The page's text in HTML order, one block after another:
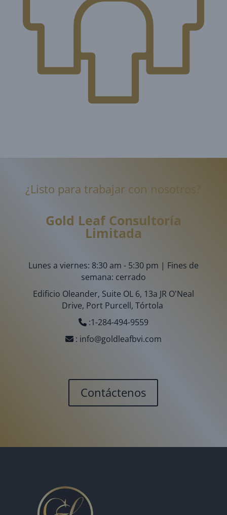
¿Listo para trabajar con nosotros?
Gold LeafConsultoría
Limitada
Lunes a viernes: 8:30 am - 5:30 pm | Fines de
semana: cerrado
Edificio Oleander, Suite OL 6, 13a JR O'Neal
Drive, Port Purcell, Tórtola
:1-284-494-9559
: info@goldleafbvi.com
Contáctenos